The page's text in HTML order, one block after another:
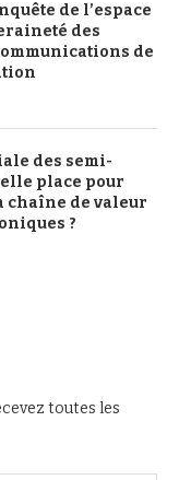
de l’espace
des
de
des semi-
place pour
chaîne de valeur
?
toutes les